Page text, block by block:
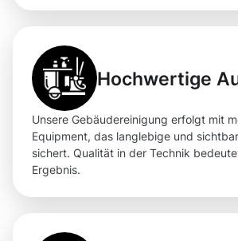
Hochwertige
Unsere Gebäudereinigung erfolgt mit
Equipment, das langlebige und
sichert. Qualität in der Technik
Ergebnis.